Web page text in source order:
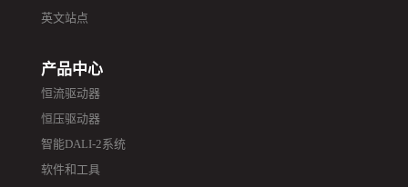
英文站点
产品中心
恒流驱动器
恒压驱动器
智能DALI-2系统
软件和工具